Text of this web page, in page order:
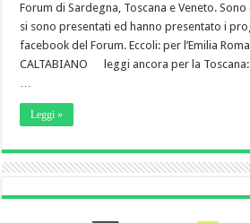
Forum di Sardegna, Toscana e Veneto.
si sono presentati ed hanno presentato i
facebook del Forum. Eccoli: per l’Emilia
CALTABIANO leggi ancora per la
…
Leggi »